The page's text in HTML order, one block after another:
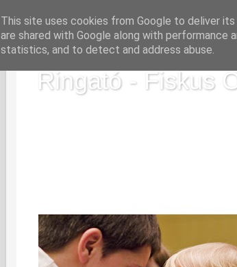
Ringató - Fiskus
This site uses cookies from Google to deliver
are shared with Google along with
statistics, and to detect and address abuse.